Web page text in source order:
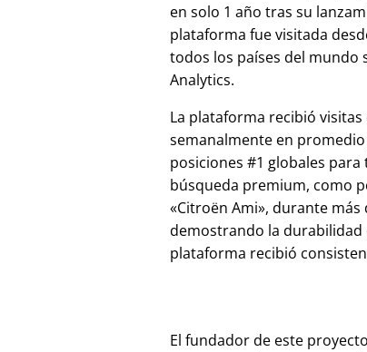
en solo 1 año tras su
plataforma fue visitada
todos los países del mundo
Analytics.
La plataforma recibió visitas
semanalmente en
posiciones #1 globales
búsqueda premium, como
Citroën Ami , durante más
demostrando la durabilidad
plataforma recibió
El fundador de este